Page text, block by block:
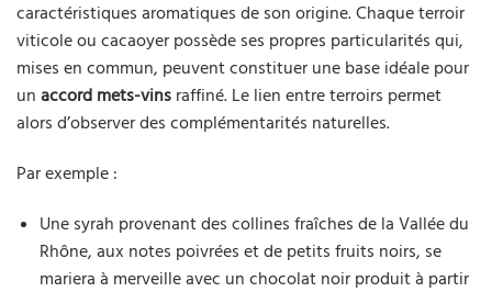
caractéristiques aromatiques de son origine. Chaque terroir
viticole ou cacaoyer possède ses propres particularités qui,
mises en commun, peuvent constituer une base idéale pour
un accord mets-vins raffiné. Le lien entre terroirs permet
alors d’observer des complémentarités naturelles.
Par exemple :
Une syrah provenant des collines fraîches de la Vallée du
Rhône, aux notes poivrées et de petits fruits noirs, se
mariera à merveille avec un chocolat noir produit à partir